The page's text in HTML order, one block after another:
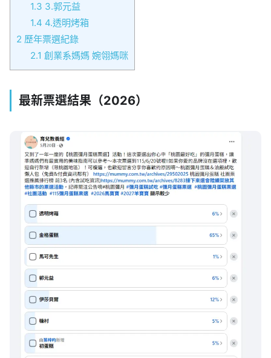
1.3 3.郭元益
1.4 4.透明烤箱
2 歷年票選紀錄
2.1 創業系媽媽 婉翎媽咪
最新票選結果（2026）